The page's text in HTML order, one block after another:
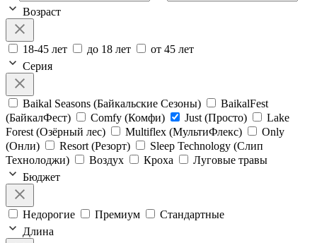
Возраст
18-45 лет до 18 лет
от 45 лет
Серия
Baikal Seasons (Байкальские Сезоны)
BaikalFest
(БайкалФест)
Comfy (Комфи) Just (Просто)
Lake
Forest (Озёрный лес)
Multiflex (МультиФлекс)
Only
(Онли)
Resort (Резорт)
Sleep Technology (Слип
Технолоджи)
Воздух Кроха
Луговые травы
Бюджет
Недорогие Премиум
Стандартные
Длина